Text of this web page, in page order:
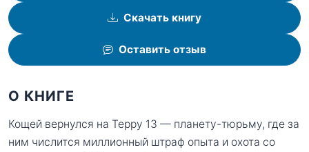
Скачать книгу
Оставить отзыв
О КНИГЕ
Кощей вернулся на Терру 13 — планету-тюрьму, где за
ним числится миллионный штраф опыта и охота со